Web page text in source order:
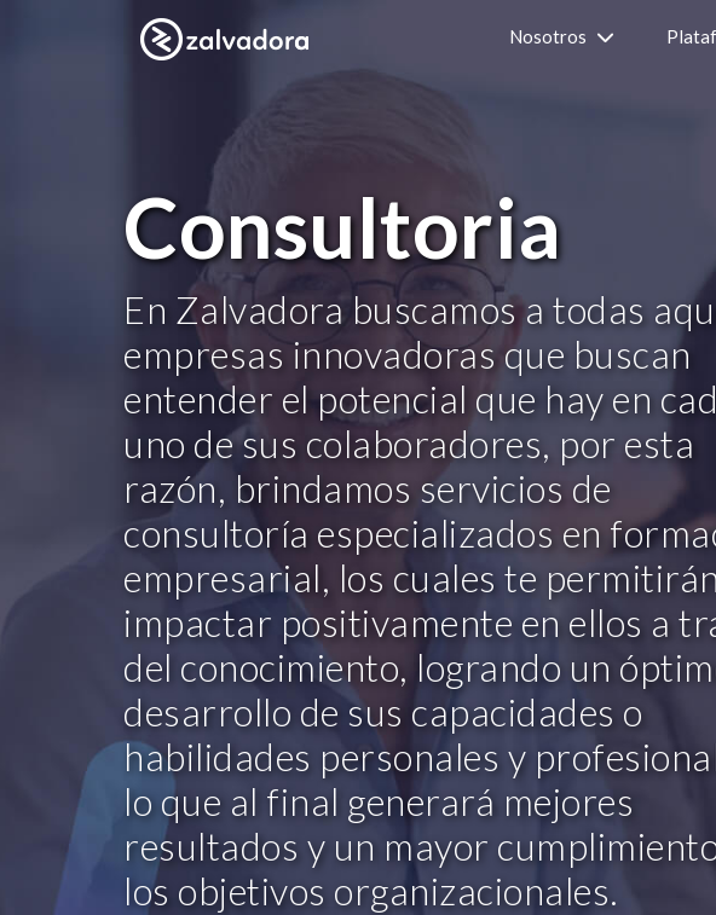
Nosotros
Consultoria
En Zalvadora buscamos a todas
empresas innovadoras que buscan
entender el potencial que hay en
uno de sus colaboradores, por esta
razón, brindamos servicios de
consultoría especializados en
empresarial, los cuales te permitirán
impactar positivamente en ellos a
del conocimiento, logrando un
desarrollo de sus capacidades o
habilidades personales y
lo que al final generará mejores
resultados y un mayor
los objetivos organizacionales.